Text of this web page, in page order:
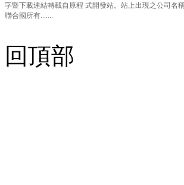
字暨下載連結轉載自原程 式開發站。站上出現之公司名
聯合國所有.......
回頂部